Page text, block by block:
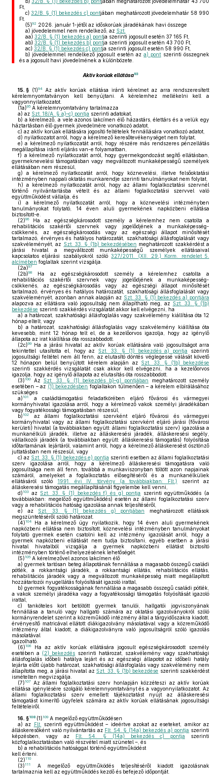
Ft,
c) 32/B. § (1) bekezdés c) pontjában meghatározott jövedelemhatár 58 990
Ft.
(5)92 2026. január 1-jétől az időskorúak járadékának havi összege
a) jövedelemmel nem rendelkező, az Szt.
aa) 32/B. § (1) bekezdés a) pontja szerinti jogosult esetén 37 165 Ft,
ab) 32/B. § (1) bekezdés b) pontja szerinti jogosult esetén 43 700 Ft,
ac) 32/B. § (1) bekezdés c) pontja szerinti jogosult esetén 58 990 Ft,
b) jövedelemmel rendelkező jogosult esetén aza) pont szerinti összegnek
és a jogosult havi jövedelmének a különbözete.
Aktív korúak ellátása93
15. § (1)94
Az aktív korúak ellátása iránti kérelmet az arra rendszeresített
kérelemnyomtatványon kell benyújtani. A kérelemhez mellékelni kell a
vagyonnyilatkozatot.
(1a)95 A kérelemnyomtatvány tartalmazza
a) az Szt. 18/A. § a)–c) pontja szerinti adatokat,
b) a kérelmező, a vele azonos lakcímen élő házastárs, élettárs és a velük egy
háztartásban élő gyermek jövedelmére vonatkozó adatot,
c) az aktív korúak ellátására jogosító feltételek fennállására vonatkozó adatot,
d) nyilatkozatot arról, hogy a kérelmező keresőtevékenységet nem folytat,
e) a kérelmező nyilatkozatát arról, hogy részére más rendszeres pénzellátás
megállapítása iránti eljárás van-e folyamatban,
f) a kérelmező nyilatkozatát arról, hogy gyermekgondozást segítő ellátásban,
gyermeknevelési támogatásban vagy megváltozott munkaképességű személyek
ellátásában nem részesül,
g) a kérelmező nyilatkozatát arról, hogy köznevelési, illetve felsőoktatási
intézményben nappali oktatás munkarendje szerinti tanulmányokat nem folytat,
h) a kérelmező nyilatkozatát arról, hogy az állami foglalkoztatási szervnél
történő nyilvántartásba vételt és az állami foglalkoztatási szervvel való
együttműködést vállalja, és
i) a kérelmező nyilatkozatát arról, hogy a köznevelési intézményben
tanulmányokat folytató, 14 éven aluli gyermekének napközbeni ellátása
biztosított-e.
(2)96
Ha az egészségkárosodott személy a kérelemhez nem csatolta a
rehabilitációs szakértői szervnek vagy jogelődjének a munkaképesség-
csökkenés, az egészségkárosodás vagy az egészségi állapot minősítését
tartalmazó, érvényes és hatályos határozatát, szakhatósági állásfoglalását vagy
szakvéleményét, az Szt. 33. § (1b) bekezdésében meghatározott szakkérdést a
járási hivatal a megváltozott munkaképességű személyek ellátásaival
kapcsolatos eljárási szabályokról szóló327/2011. (XII. 29.) Korm. rendelet 5.
alcímében foglaltak szerint vizsgálja.
(2a)97
(2b)98
Ha az egészségkárosodott személy a kérelemhez csatolta a
rehabilitációs szakértői szervnek vagy jogelődjének a munkaképesség-
csökkenés, az egészségkárosodás vagy az egészségi állapot minősítését
tartalmazó, érvényes és hatályos határozatát, szakhatósági állásfoglalását vagy
szakvéleményét, azonban annak alapján az Szt. 33. § (1) bekezdés a) pontjára
alapozva az ellátásra való jogosultság nem állapítható meg, az Szt. 33. § (1b)
bekezdése szerinti szakkérdés vizsgálatát akkor kell elvégezni, ha
a) a határozat, szakhatósági állásfoglalás vagy szakvélemény kiállítása óta 12
hónap eltelt, vagy
b) a határozat, szakhatósági állásfoglalás vagy szakvélemény kiállítása óta
kevesebb, mint 12 hónap telt el, de a kezelőorvos igazolja, hogy az igénylő
állapota az irat kiállítása óta rosszabbodott.
(2c)99
Ha a járási hivatal az aktív korúak ellátására való jogosultságot arra
tekintettel utasította el, hogy az Szt. 33. § (1) bekezdés a) pontja szerinti
jogosultsági feltétel nem áll fenn, az elutasító döntés véglegessé válását követő
12 hónapon belül benyújtott kérelem alapján az Szt. 33. § (1b) bekezdése
szerinti szakkérdés vizsgálatát csak akkor kell elvégezni, ha a kezelőorvos
igazolja, hogy az igénylő állapota az elutasítás óta rosszabbodott.
(3) 100 Az Szt. 33. § (1) bekezdés b)–g) pontjában meghatározott személy
esetében – az (1) bekezdésben foglaltakon túlmenően – a kérelem elbírálásához
szükséges
a) 101
a családtámogatási feladatkörében eljáró fővárosi és vármegyei
kormányhivatal igazolása arról, hogy a kérelmező vakok személyi járadékában
vagy fogyatékossági támogatásban részesül,
b) 102
az állami foglalkoztatási szervként eljáró fővárosi és vármegyei
kormányhivatal vagy az állami foglalkoztatási szervként eljáró járási (fővárosi
kerületi) hivatal (a továbbiakban együtt: állami foglalkoztatási szerv) igazolása a
munkanélküli járadék, illetve az álláskeresési járadék, álláskeresési segély,
vállalkozói járadék (a továbbiakban együtt: álláskeresési támogatás) folyósítása
időtartamának lejártáról, valamint arról, hogy a kérelmező álláskeresést ösztönző
juttatásban nem részesül, vagy
c) az Szt. 33. § (1) bekezdés e) pontja szerinti esetben az állami foglalkoztatási
szerv igazolása arról, hogy a kérelmező álláskeresési támogatásra való
jogosultsága nem áll fenn, továbbá a munkaviszonyban töltött azon napjainak
számáról, amelyeket a foglalkoztatás elősegítéséről és a munkanélküliek
ellátásáról szóló 1991. évi IV. törvény (a továbbiakban: Flt.)
szerint az
álláskeresési támogatás megállapításánál figyelembe kell venni,
d) 103 az Szt. 33. § (1) bekezdés f) és g) pontja szerinti együttműködés (a
továbbiakban: megelőző együttműködés) esetén az állami foglalkoztatási szerv
vagy a rehabilitációs hatóság igazolása annak teljesítéséről,
e) az Szt. 33. § (1) bekezdés g) pontjában meghatározott ellátások
megszüntetéséről szóló határozat.
(4) 104
Ha a kérelmező úgy nyilatkozik, hogy 14 éven aluli gyermekének
napközbeni ellátása nem biztosított, köznevelési intézményben tanulmányokat
folytató gyermek esetén csatolni kell az intézmény igazolását arról, hogy a
gyermek napközbeni ellátását nem tudja biztosítani, egyéb esetben a járási
hivatal hivatalból vizsgálja a gyermek napközbeni ellátást biztosító
intézményben történő elhelyezésének lehetőségét.
(5) 105 A kérelmezővel azonos lakcímen élő
a) gyermek tartósan beteg állapotának fennállása a magasabb összegű családi
pótlék, a rokkantsági járadék, a rokkantsági ellátás, rehabilitációs ellátás,
rehabilitációs járadék vagy a megváltozott munkaképesség miatt megállapított
hozzátartozói nyugellátás folyósítását igazoló irattal,
b) gyermek fogyatékosságának fennállása a magasabb összegű családi pótlék,
a vakok személyi járadéka vagy a fogyatékossági támogatás folyósítását igazoló
irattal,
c) tanköteles kort betöltött gyermek tanulói, hallgatói jogviszonyának
fennállása a tanuló vagy hallgató számára az oktatási igazolványokról szóló
kormányrendelet szerint a közreműködő intézmény által a tárgyidőszakra kiadott,
érvényesítő matricával ellátott diákigazolvány másolatával vagy a közreműködő
intézmény által kiadott, a diákigazolványra való jogosultságról szóló igazolás
másolatával
igazolható.
(6) 106
Ha az aktív korúak ellátására jogosult egészségkárosodott személy
esetében a (2) bekezdés szerinti határozat, szakvélemény vagy szakhatósági
állásfoglalás időbeli hatálya lejárt és az egészségi állapotot az időbeli hatály
lejárta előtt újabb határozat, szakhatósági állásfoglalás vagy szakvélemény nem
állapította meg, a járási hivatal az Szt. 33. § (1b) bekezdése szerinti szakkérdést
ismételten megvizsgálja.
(7) 107
Az állami foglalkoztatási szerv honlapján közzéteszi az aktív korúak
ellátása igénylésére szolgáló kérelemnyomtatványt és a vagyonnyilatkozatot. Az
állami foglalkoztatási szerv emellett tájékoztatást nyújt az álláskeresési
támogatást kimerítő ügyfelek számára az aktív korúak ellátásának jogosultsági
feltételeiről.
16. §108 (1) 109 A megelőző együttműködésen
a) az Flt.
szerinti együttműködést – ideértve azokat az eseteket, amikor az
álláskeresőként való nyilvántartás az Flt. 54. § (14a) bekezdés a) pontja szerinti
képzésben, vagy az Flt. 54. § (14a) bekezdés c) pontja szerinti
közfoglalkoztatásban való részvétel miatt szünetel –, és
b) a rehabilitációs hatósággal történő együttműködést
kell érteni.
(2) 110
(3) 111
A megelőző együttműködés teljesítéséről kiadott igazolásnak
tartalmaznia kell az együttműködés kezdő és befejező időpontját.